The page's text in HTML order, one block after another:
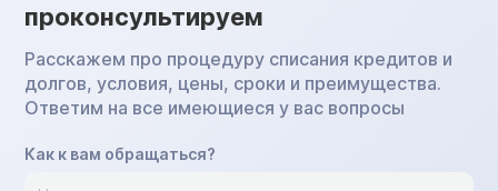
проконсультируем
Расскажем про процедуру списания кредитов и
долгов, условия, цены, сроки и преимущества.
Ответим на все имеющиеся у вас вопросы
Как к вам обращаться?